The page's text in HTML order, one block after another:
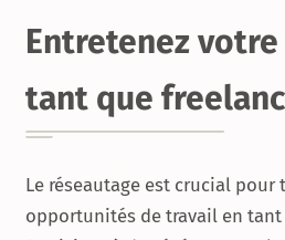
Entretenez votre
tant que
Le réseautage est crucial pour
opportunités de travail en tant